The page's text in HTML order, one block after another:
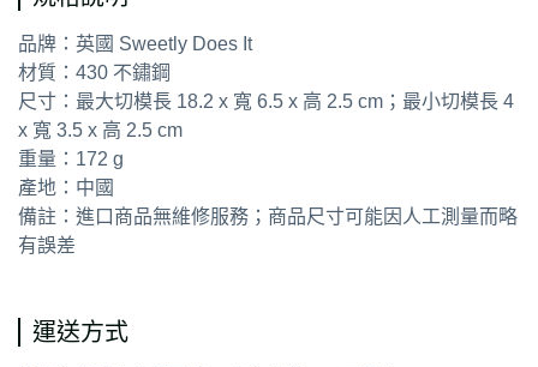
品牌：英國 Sweetly Does It
材質：430 不鏽鋼
尺寸：最大切模長 18.2 x 寬 6.5 x 高 2.5 cm；最小切模長 4
x 寬 3.5 x 高 2.5 cm
重量：172 g
產地：中國
備註：進口商品無維修服務；商品尺寸可能因人工測量而略
有誤差
運送方式